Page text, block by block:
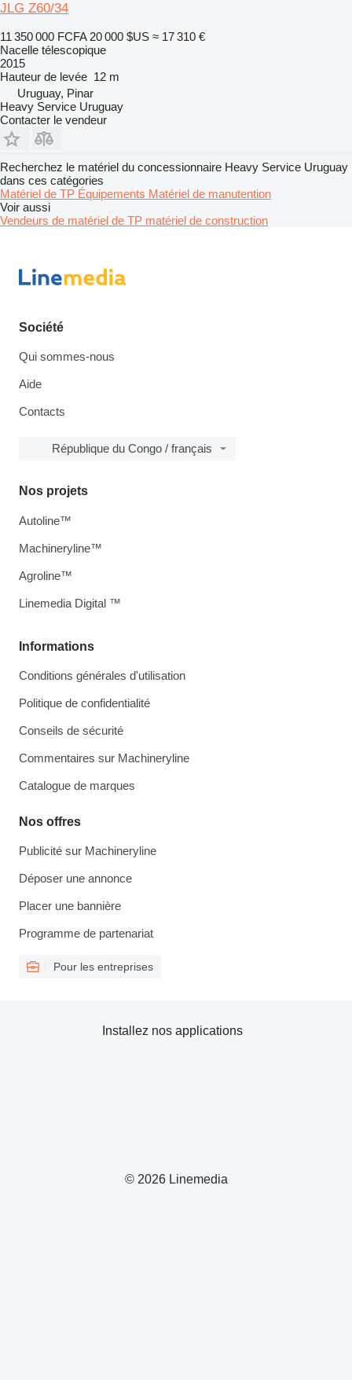
JLG Z60/34
11 350 000 FCFA 20 000 $US ≈ 17 310 €
Nacelle télescopique
2015
Hauteur de levée 12 m
Uruguay, Pinar
Heavy Service Uruguay
Contacter le vendeur
Recherchez le matériel du concessionnaire Heavy Service Uruguay
dans ces catégories
Matériel de TP Équipements Matériel de manutention
Voir aussi
Vendeurs de matériel de TP matériel de construction
Société
Qui sommes-nous
Aide
Contacts
République du Congo / français
Informations
Conditions générales d'utilisation
Politique de confidentialité
Conseils de sécurité
Commentaires sur Machineryline
Catalogue de marques
Nos offres
Publicité sur Machineryline
Déposer une annonce
Placer une bannière
Programme de partenariat
Pour les entreprises
Nos projets
Autoline™
Machineryline™
Agroline™
Linemedia Digital ™
© 2026 Linemedia
Installez nos applications